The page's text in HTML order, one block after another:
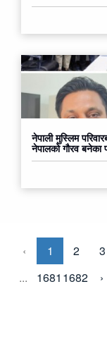
नेपाली मुस्लिम
नेपालको गौरव
‹ 1 2 3
...
1681 1682 ›